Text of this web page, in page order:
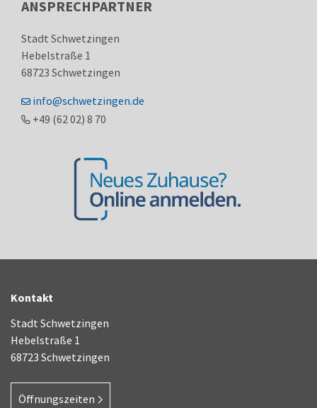
ANSPRECHPARTNER
Stadt Schwetzingen
Hebelstraße 1
68723 Schwetzingen
info@schwetzingen.de
+49 (6202) 8 70
Kontakt
Stadt Schwetzingen
Hebelstraße 1
68723 Schwetzingen
Öffnungszeiten